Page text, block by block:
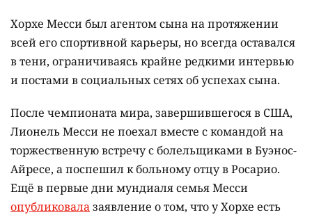
Хорхе Месси был агентом сына на протяжении
всей его спортивной карьеры, но всегда оставался
в тени, ограничиваясь крайне редкими интервью
и постами в социальных сетях об успехах сына.
После чемпионата мира, завершившегося в США,
Лионель Месси не поехал вместе с командой на
торжественную встречу с болельщиками в Буэнос-
Айресе, а поспешил к больному отцу в Росарио.
Ещё в первые дни мундиаля семья Месси
опубликовалазаявление о том, что у Хорхе есть